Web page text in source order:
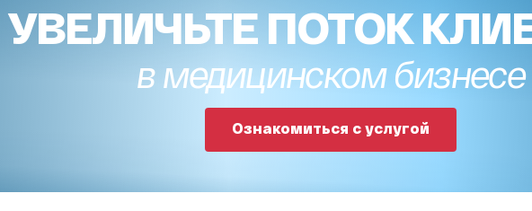
УВЕЛИЧЬТЕ ПОТОК
в медицинском бизнесе
Ознакомиться с услугой